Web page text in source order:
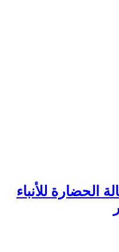
الحضارة للأنباء